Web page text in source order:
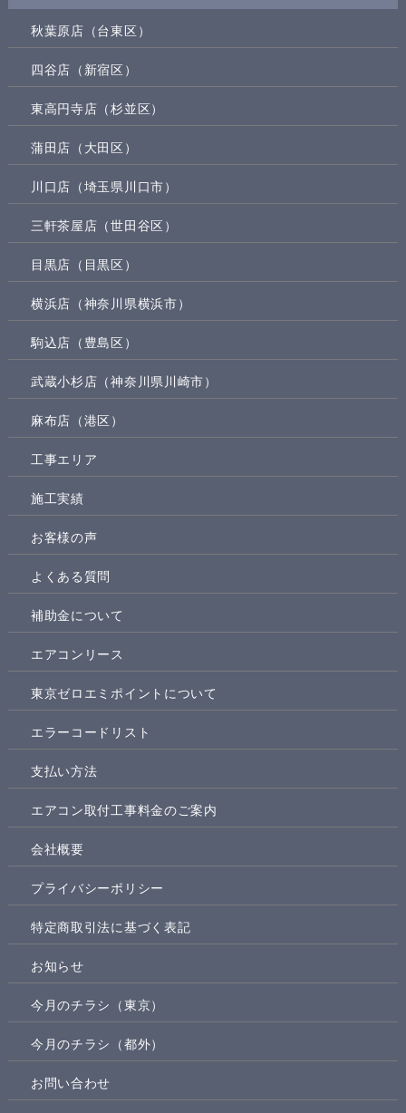
秋葉原店（台東区）
四谷店（新宿区）
東高円寺店（杉並区）
蒲田店（大田区）
川口店（埼玉県川口市）
三軒茶屋店（世田谷区）
目黒店（目黒区）
横浜店（神奈川県横浜市）
駒込店（豊島区）
武蔵小杉店（神奈川県川崎市）
麻布店（港区）
工事エリア
施工実績
お客様の声
よくある質問
補助金について
エアコンリース
東京ゼロエミポイントについて
エラーコードリスト
支払い方法
エアコン取付工事料金のご案内
会社概要
プライバシーポリシー
特定商取引法に基づく表記
お知らせ
今月のチラシ（東京）
今月のチラシ（都外）
お問い合わせ